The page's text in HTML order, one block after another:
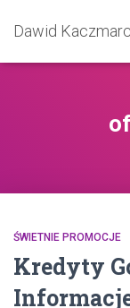
Dawid
ŚWIETNIE PROMOCJE
Kredyty